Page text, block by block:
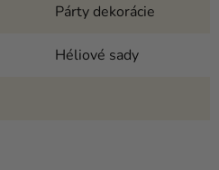
Párty dekorácie
Héliové sady